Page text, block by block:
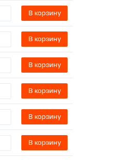
В корзину
В корзину
В корзину
В корзину
В корзину
В корзину